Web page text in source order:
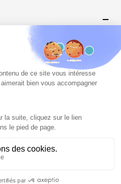
notre Newsletter et recevez en
et actualités.
des Avis Garantis, cliquez ici pour
droits réservés - Site créé et